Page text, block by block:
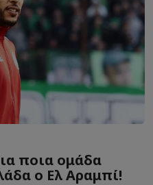
ποια ομάδα
ο Ελ Αραμπί!